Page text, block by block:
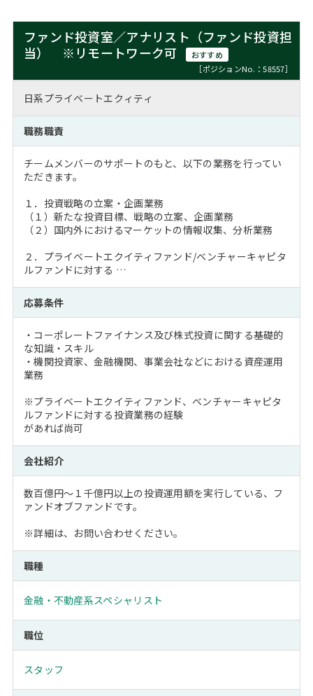
ファンド投資室／アナリスト（ファンド投資担
当） ※リモートワーク可
おすすめ
［ポジションNo.：58557］
日系プライベートエクィティ
職務職責
チームメンバーのサポートのもと、以下の業務を行ってい
ただきます。
１．投資戦略の立案・企画業務
（１）新たな投資目標、戦略の立案、企画業務
（２）国内外におけるマーケットの情報収集、分析業務
２．プライベートエクイティファンド/ベンチャーキャピタ
ルファンドに対する …
応募条件
・コーポレートファイナンス及び株式投資に関する基礎的
な知識・スキル
・機関投資家、金融機関、事業会社などにおける資産運用
業務
※プライベートエクイティファンド、ベンチャーキャピタ
ルファンドに対する投資業務の経験
があれば尚可
会社紹介
数百億円～１千億円以上の投資運用額を実行している、フ
ァンドオブファンドです。
※詳細は、お問い合わせください。
職種
金融・不動産系スペシャリスト
職位
スタッフ